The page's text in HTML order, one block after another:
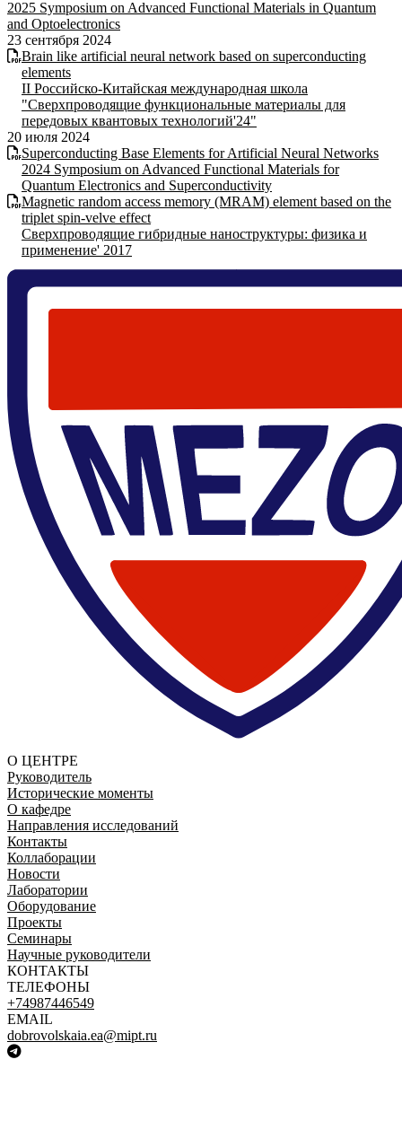
2025 Symposium on Advanced Functional Materials in Quantum
and Optoelectronics
23 сентября 2024
Brain like artificial neural network based on superconducting
elements
II Российско-Китайская международная школа
"Сверхпроводящие функциональные материалы для
передовых квантовых технологий'24"
20 июля 2024
Superconducting Base Elements for Artificial Neural Networks
2024 Symposium on Advanced Functional Materials for
Quantum Electronics and Superconductivity
Magnetic random access memory (MRAM) element based on the
triplet spin-velve effect
Сверхпроводящие гибридные наноструктуры: физика и
применение' 2017
О ЦЕНТРЕ
Руководитель
Исторические моменты
О кафедре
Направления исследований
Контакты
Коллаборации
Новости
Лаборатории
Оборудование
Проекты
Семинары
Научные руководители
КОНТАКТЫ
ТЕЛЕФОНЫ
+74987446549
EMAIL
dobrovolskaia.ea@mipt.ru